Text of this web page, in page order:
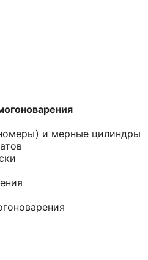
и мерные цилиндры